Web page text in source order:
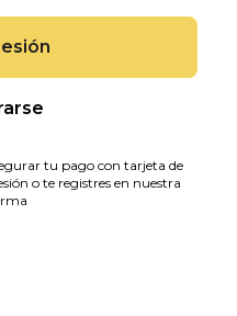
tu pago con tarjeta de
o te registres en nuestra